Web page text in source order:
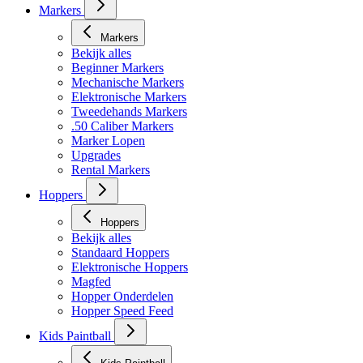
Masker toebehoren
Markers
Markers
Bekijk alles
Beginner Markers
Mechanische Markers
Elektronische Markers
Tweedehands Markers
.50 Caliber Markers
Marker Lopen
Upgrades
Rental Markers
Hoppers
Hoppers
Bekijk alles
Standaard Hoppers
Elektronische Hoppers
Magfed
Hopper Onderdelen
Hopper Speed Feed
Kids Paintball